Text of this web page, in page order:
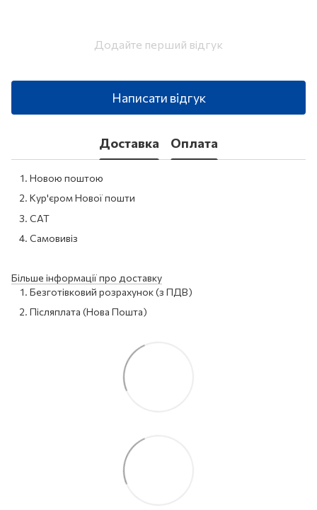
Додайте перший відгук
Написати відгук
Доставка Оплата
Новою поштою
Кур'єром Нової пошти
САТ
Самовивіз
Більше інформації про доставку
Безготівковий розрахунок (з ПДВ)
Післяплата (Нова Пошта)